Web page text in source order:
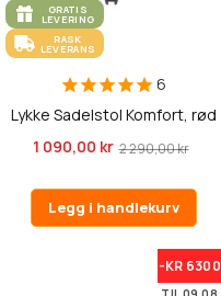
GRATIS
LEVERING
RASK
LEVERANS
6
Lykke Sadelstol Komfort, rød
1 090,00 kr 2 290,00 kr
Legg i handlekurv
-KR 6300